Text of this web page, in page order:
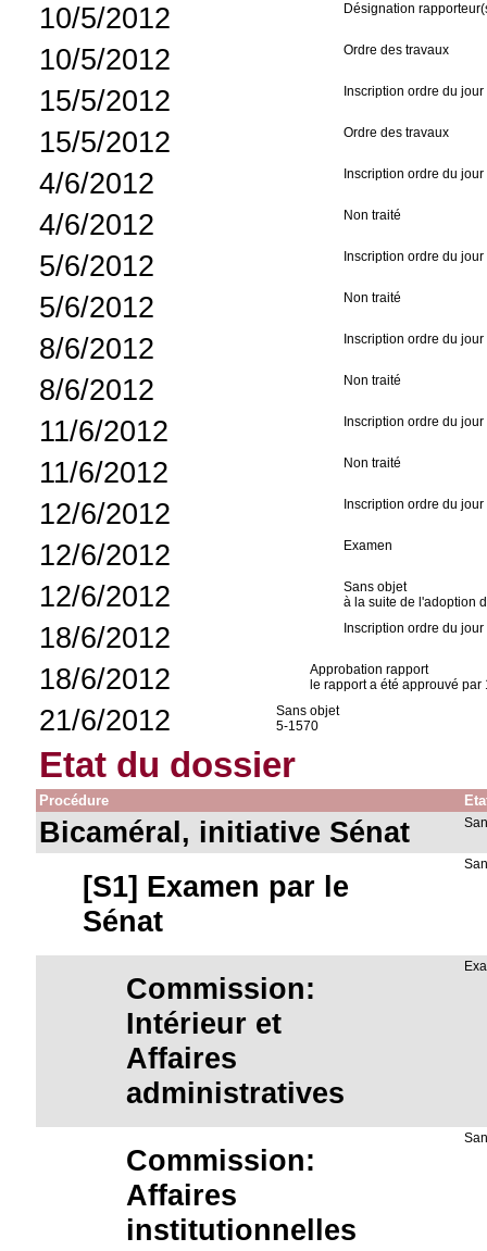
10/5/2012 Désignation
10/5/2012 Ordre des travaux
15/5/2012 Inscription ordre du jour
15/5/2012 Ordre des travaux
4/6/2012 Inscription ordre du jour
4/6/2012 Non traité
5/6/2012 Inscription ordre du jour
5/6/2012 Non traité
8/6/2012 Inscription ordre du jour
8/6/2012 Non traité
11/6/2012 Inscription ordre du jour
11/6/2012 Non traité
12/6/2012 Inscription ordre du jour
12/6/2012 Examen
12/6/2012
Sans objet
à la suite de l'adoption
18/6/2012 Inscription ordre du jour
18/6/2012
Approbation rapport
le rapport a été approuvé
21/6/2012
Sans objet
5-1570
Etat du dossier
Procédure
Bicaméral, initiative Sénat
[S1] Examen par le
Sénat
Commission:
Intérieur et
Affaires
administratives
Commission:
Affaires
institutionnelles